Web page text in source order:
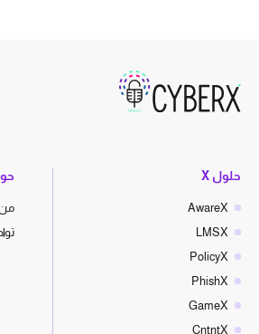
حلول X
AwareX
LMSX
PolicyX
PhishX
GameX
CntntX